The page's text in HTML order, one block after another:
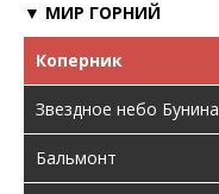
▼ МИР ГОРНИЙ
Коперник
Звездное небо Бунина
Бальмонт